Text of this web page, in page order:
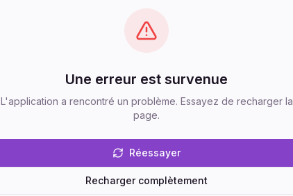
Une erreur est survenue
L'application a rencontré un problème. Essayez de recharger la
page.
Réessayer
Recharger complètement